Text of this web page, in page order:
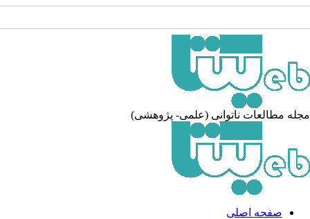
مطالعات ناتوانی (علمی- پژوهشی)
صفحه اصلی